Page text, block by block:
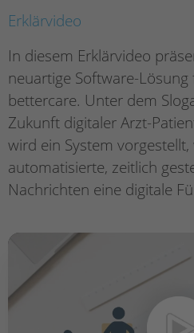
Erklärvideo
In diesem Erklärvideo
neuartige Software-
bettercare. Unter dem
Zukunft digitaler Arzt-
wird ein System
automatisierte, zeitlich
Nachrichten eine digitale